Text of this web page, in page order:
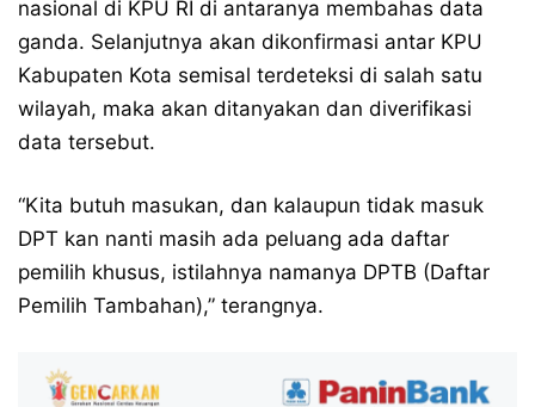
nasional di KPU RI di antaranya membahas data
ganda. Selanjutnya akan dikonfirmasi antar KPU
Kabupaten Kota semisal terdeteksi di salah satu
wilayah, maka akan ditanyakan dan diverifikasi
data tersebut.
“Kita butuh masukan, dan kalaupun tidak masuk
DPT kan nanti masih ada peluang ada daftar
pemilih khusus, istilahnya namanya DPTB (Daftar
Pemilih Tambahan),” terangnya.